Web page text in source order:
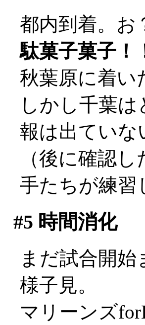
都内到着。お
駄菓子菓子！
秋葉原に着い
しかし千葉
報は出ていな
（後に確認
手たちが練習
#5 時間消化
まだ試合開
様子見。
マリーンズ